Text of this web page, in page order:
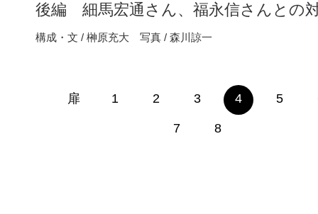
後編 細馬宏通さん、福永信さんとの
構成・文 / 榊原充大 写真 / 森川諒一
扉 1 2 3 4 5
7 8